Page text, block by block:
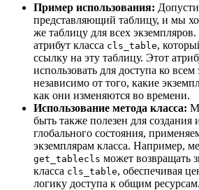
Пример использования:
представляющий таблицу, и мы
же таблицу для всех
атрибут класса cls_table,
ссылку на эту таблицу. Этот
использовать для доступа ко всем
независимо от того, какие
как они изменяются во времени.
Использование метода класса:
быть также полезен для
глобального состояния,
экземплярам класса. Например,
get_tablecls может возвращать
класса cls_table, обеспечивая
логику доступа к общим ресурсам.